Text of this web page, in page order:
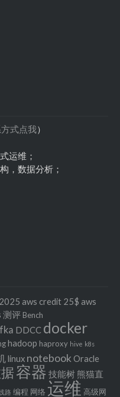
式点我）
运维；
，数据分析；
aws credit 25$ aws
测评 Bench
DDCC docker
hadoop haproxy hive k8s
linux notebook Oracle
容器 技能树 熊猫直
路 编程 网络 运维 高级网